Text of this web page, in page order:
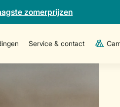
zomerprijzen
Service & contact